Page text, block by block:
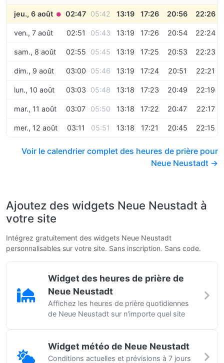
jeu., 6 août ● 02:47 05:42 13:19 17:26 20:56 22:26
ven., 7 août 02:51 05:43 13:19 17:26 20:54 22:24
sam., 8 août 02:55 05:45 13:19 17:25 20:53 22:23
dim., 9 août 03:00 05:46 13:19 17:24 20:51 22:21
lun., 10 août 03:03 05:48 13:18 17:23 20:49 22:19
mar., 11 août 03:07 05:50 13:18 17:22 20:47 22:17
mer., 12 août 03:11 05:51 13:18 17:21 20:45 22:15
Voir le calendrier complet des heures de prière pour
Neue Neustadt →
Ajoutez des widgets Neue Neustadt à
votre site
Intégrez gratuitement des widgets Neue Neustadt
personnalisables sur votre site. Sans inscription. Sans code.
Widget des heures de prière de
Neue Neustadt
Affichez les heures de prière quotidiennes
de Neue Neustadt sur n'importe quel site
Widget météo de Neue Neustadt
Conditions actuelles et prévisions à 7 jours